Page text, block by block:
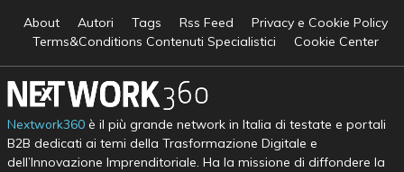
About Autori Tags Rss Feed
Privacy e Cookie Policy
Terms&Conditions Contenuti Specialistici
Cookie Center
Nextwork360è il più grande network in Italia di testate e portali
B2B dedicati ai temi della Trasformazione Digitale e
dell’Innovazione Imprenditoriale. Ha la missione di diffondere la